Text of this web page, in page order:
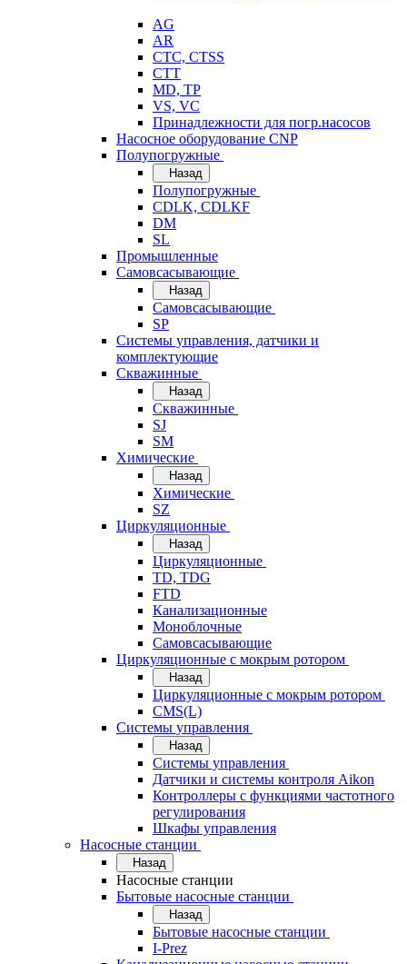
AG
AR
CTC, CTSS
CTT
MD, TP
VS, VC
Принадлежности для погр.насосов
Насосное оборудование CNP
Полупогружные
Назад
Полупогружные
CDLK, CDLKF
DM
SL
Промышленные
Самовсасывающие
Назад
Самовсасывающие
SP
Системы управления, датчики и
комплектующие
Скважинные
Назад
Скважинные
SJ
SM
Химические
Назад
Химические
SZ
Циркуляционные
Назад
Циркуляционные
TD, TDG
FTD
Канализационные
Моноблочные
Самовсасывающие
Циркуляционные с мокрым ротором
Назад
Циркуляционные с мокрым ротором
CMS(L)
Системы управления
Назад
Системы управления
Датчики и системы контроля Aikon
Контроллеры с функциями частотного
регулирования
Шкафы управления
Насосные станции
Назад
Насосные станции
Бытовые насосные станции
Назад
Бытовые насосные станции
I-Prez